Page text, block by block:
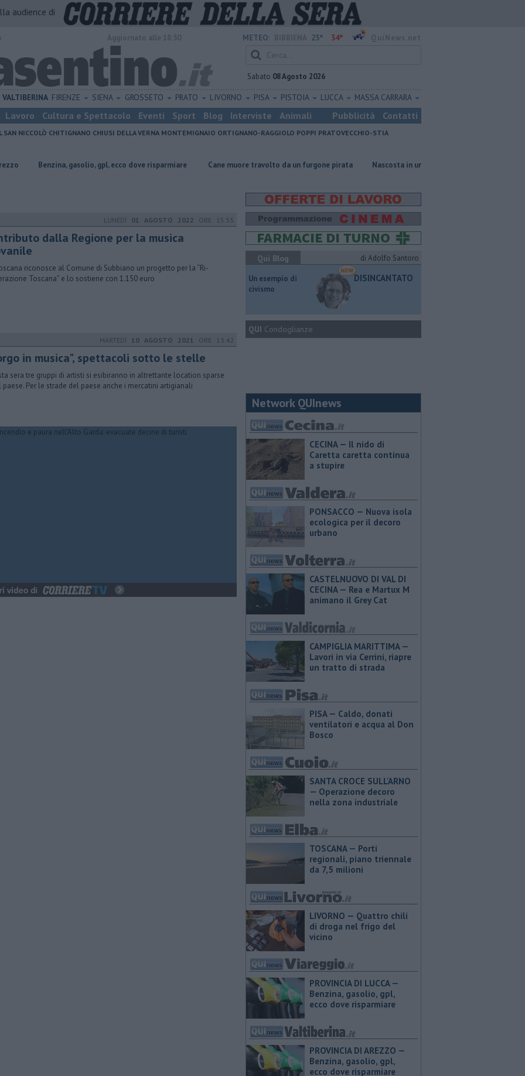
audience di
METEO: 23° 34°
Sabato 08 Agosto 2026
VALTIBERINA FIRENZE SIENA GROSSETO PRATO LIVORNO PISA PISTOIA LUCCA MASSA CARRARA
Lavoro Cultura e Spettacolo Eventi Sport Blog Interviste Animali Pubblicità Contatti
SAN NICCOLÒ CHITIGNANO CHIUSI DELLA VERNA MONTEMIGNAIO ORTIGNANO-RAGGIOLO POPPI PRATOVECCHIO-STIA
gasolio, gpl, ecco dove risparmiare Cane muore travolto da un furgone pirata Nascosta in un bar per sfuggire alla furia del compagno
LUNEDÌ 01 AGOSTO 2022 ORE 15:55
dalla Regione per la musica
riconosce al Comune di Subbiano un progetto per la “Ri-
Toscana” e lo sostiene con 1.150 euro
MARTEDÌ 10 AGOSTO 2021 ORE 13:42
in musica", spettacoli sotto le stelle
sera tre gruppi di artisti si esibiranno in altrettante location sparse
paese. Per le strade del paese anche i mercatini artigianali
Qui Blog di Adolfo Santoro
​Un esempio di
civismo
DISINCANTATO
QUI Condoglianze
Network QUInews
CECINA — Il nido di
Caretta caretta continua
a stupire
PONSACCO — Nuova isola
ecologica per il decoro
urbano
CASTELNUOVO DI VAL DI
CECINA — Rea e Martux M
animano il Grey Cat
CAMPIGLIA MARITTIMA —
Lavori in via Cerrini, riapre
un tratto di strada
PISA — Caldo, donati
ventilatori e acqua al Don
Bosco
SANTA CROCE SULL'ARNO
— Operazione decoro
nella zona industriale
TOSCANA — Porti
regionali, piano triennale
da 7,5 milioni
LIVORNO — Quattro chili
di droga nel frigo del
vicino
PROVINCIA DI LUCCA — ​
Benzina, gasolio, gpl,
ecco dove risparmiare
PROVINCIA DI AREZZO — ​
Benzina, gasolio, gpl,
ecco dove risparmiare